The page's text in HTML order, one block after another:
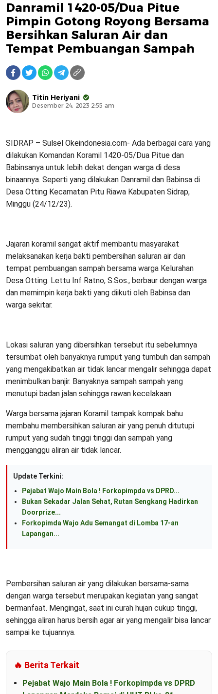
Danramil 1420-05/Dua Pitue
Pimpin Gotong Royong Bersama
Bersihkan Saluran Air dan
Tempat Pembuangan Sampah
Titin Heriyani
Desember 24, 2023 2:55 am
SIDRAP – Sulsel Okeindonesia.com- Ada berbagai cara yang
dilakukan Komandan Koramil 1420-05/Dua Pitue dan
Babinsanya untuk lebih dekat dengan warga di desa
binaannya. Seperti yang dilakukan Danramil dan Babinsa di
Desa Otting Kecamatan Pitu Riawa Kabupaten Sidrap,
Minggu (24/12/23).
Jajaran koramil sangat aktif membantu masyarakat
melaksanakan kerja bakti pembersihan saluran air dan
tempat pembuangan sampah bersama warga Kelurahan
Desa Otting. Lettu Inf Ratno, S.Sos., berbaur dengan warga
dan memimpin kerja bakti yang diikuti oleh Babinsa dan
warga sekitar.
Lokasi saluran yang dibersihkan tersebut itu sebelumnya
tersumbat oleh banyaknya rumput yang tumbuh dan sampah
yang mengakibatkan air tidak lancar mengalir sehingga dapat
menimbulkan banjir. Banyaknya sampah sampah yang
menutupi badan jalan sehingga rawan kecelakaan
Warga bersama jajaran Koramil tampak kompak bahu
membahu membersihkan saluran air yang penuh ditutupi
rumput yang sudah tinggi tinggi dan sampah yang
mengganggu aliran air tidak lancar.
Update Terkini:
Pejabat Wajo Main Bola ! Forkopimpda vs DPRD...
Bukan Sekadar Jalan Sehat, Rutan Sengkang Hadirkan
Doorprize...
Forkopimda Wajo Adu Semangat di Lomba 17-an
Lapangan...
Pembersihan saluran air yang dilakukan bersama-sama
dengan warga tersebut merupakan kegiatan yang sangat
bermanfaat. Mengingat, saat ini curah hujan cukup tinggi,
sehingga aliran harus bersih agar air yang mengalir bisa lancar
sampai ke tujuannya.
🔥 Berita Terkait
Pejabat Wajo Main Bola ! Forkopimpda vs DPRD